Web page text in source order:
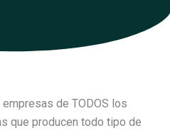
de TODOS los
que producen todo tipo de